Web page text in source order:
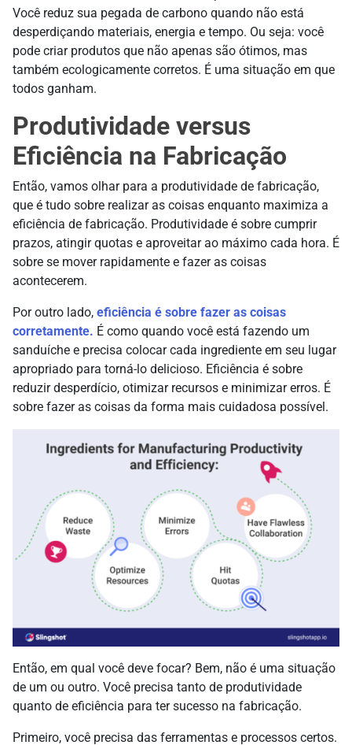
Você reduz sua pegada de carbono quando não está
desperdiçando materiais, energia e tempo. Ou seja: você
pode criar produtos que não apenas são ótimos, mas
também ecologicamente corretos. É uma situação em que
todos ganham.
Produtividade versus
Eficiência na Fabricação
Então, vamos olhar para a produtividade de fabricação,
que é tudo sobre realizar as coisas enquanto maximiza a
eficiência de fabricação. Produtividade é sobre cumprir
prazos, atingir quotas e aproveitar ao máximo cada hora. É
sobre se mover rapidamente e fazer as coisas
acontecerem.
Por outro lado, eficiência é sobre fazer as coisas
corretamente. É como quando você está fazendo um
sanduíche e precisa colocar cada ingrediente em seu lugar
apropriado para torná-lo delicioso. Eficiência é sobre
reduzir desperdício, otimizar recursos e minimizar erros. É
sobre fazer as coisas da forma mais cuidadosa possível.
Então, em qual você deve focar? Bem, não é uma situação
de um ou outro. Você precisa tanto de produtividade
quanto de eficiência para ter sucesso na fabricação.
Primeiro, você precisa das ferramentas e processos certos.